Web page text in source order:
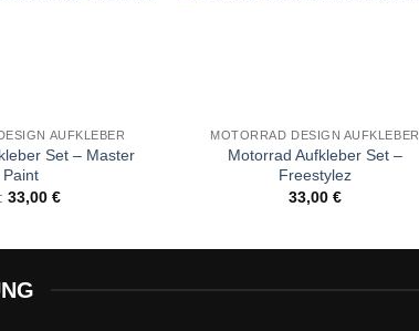
AUFKLEBER
Set – Master
Paint
33,00 €
MOTORRAD DESIGN AUFKLEBER
Motorrad Aufkleber Set –
Freestylez
33,00 €